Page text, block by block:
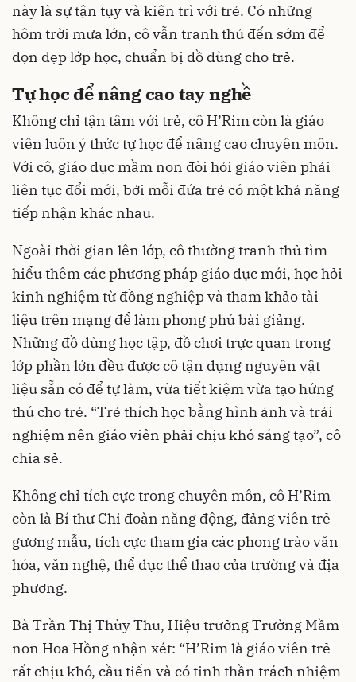
này là sự tận tụy và kiên trì với trẻ. Có những
hôm trời mưa lớn, cô vẫn tranh thủ đến sớm để
dọn dẹp lớp học, chuẩn bị đồ dùng cho trẻ.
Tự học để nâng cao tay nghề
Không chỉ tận tâm với trẻ, cô H’Rim còn là giáo
viên luôn ý thức tự học để nâng cao chuyên môn.
Với cô, giáo dục mầm non đòi hỏi giáo viên phải
liên tục đổi mới, bởi mỗi đứa trẻ có một khả năng
tiếp nhận khác nhau.
Ngoài thời gian lên lớp, cô thường tranh thủ tìm
hiểu thêm các phương pháp giáo dục mới, học hỏi
kinh nghiệm từ đồng nghiệp và tham khảo tài
liệu trên mạng để làm phong phú bài giảng.
Những đồ dùng học tập, đồ chơi trực quan trong
lớp phần lớn đều được cô tận dụng nguyên vật
liệu sẵn có để tự làm, vừa tiết kiệm vừa tạo hứng
thú cho trẻ. “Trẻ thích học bằng hình ảnh và trải
nghiệm nên giáo viên phải chịu khó sáng tạo”, cô
chia sẻ.
Không chỉ tích cực trong chuyên môn, cô H’Rim
còn là Bí thư Chi đoàn năng động, đảng viên trẻ
gương mẫu, tích cực tham gia các phong trào văn
hóa, văn nghệ, thể dục thể thao của trường và địa
phương.
Bà Trần Thị Thùy Thu, Hiệu trưởng Trường Mầm
non Hoa Hồng nhận xét: “H’Rim là giáo viên trẻ
rất chịu khó, cầu tiến và có tinh thần trách nhiệm